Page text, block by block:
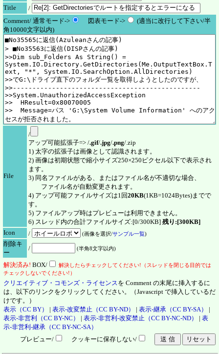
Title
/
Comment/ 通常モード->
図表モード->
(適当に改行して下さい/半
角10000文字以内)
File
/
アップ可能拡張子=> /.gif/.jpg/.png/.zip
1) 太字の拡張子は画像として認識されます。
2) 画像は初期状態で縮小サイズ250×250ピクセル以下で表示され
ます。
3) 同名ファイルがある、またはファイル名が不適切な場合、
ファイル名が自動変更されます。
4) アップ可能ファイルサイズは1回20KB(1KB=1024Bytes)までで
す。
5) ファイルアップ時はプレビューは利用できません。
6) スレッド内の合計ファイルサイズ:[0/300KB] 残り:[300KB]
Icon
/ (画像を選択/サンプル一覧)
削除キ
ー
/ (半角8文字以内)
解決済み! BOX/
解決したらチェックしてください!（スレッドを閉じる目的では
チェックしないでください!）
クリエイティブ・コモンズ・ライセンス を Comment の末尾に挿入するに
は、以下のリンクをクリックしてください。（Javascript で挿入しているだ
けです。）
表示（CC BY）
| 表示-改変禁止（CC BY-ND） | 表示-継承（CC BY-SA）
|
表示-非営利（CC BY-NC）
| 表示-非営利-改変禁止（CC BY-NC-ND） | 表
示-非営利-継承（CC BY-NC-SA）
プレビュー/
クッキーに保存しない/